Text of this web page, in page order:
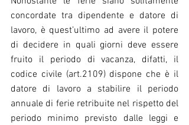
concordate tra dipendente e datore di
lavoro, è quest’ultimo ad avere il potere
di decidere in quali giorni deve essere
fruito il periodo di vacanza, difatti, il
codice civile (art.2109) dispone che è il
datore di lavoro a stabilire il periodo
annuale di ferie retribuite nel rispetto del
periodo minimo previsto dalle leggi e